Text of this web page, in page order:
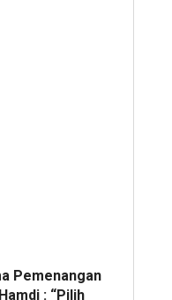
Pemenangan
: “Pilih